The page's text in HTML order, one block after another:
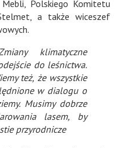
Polskiego Komitetu
a także wiceszef
klimatyczne
do leśnictwa.
też, że wszystkie
w dialogu o
Musimy dobrze
lasem, by
przyrodnicze